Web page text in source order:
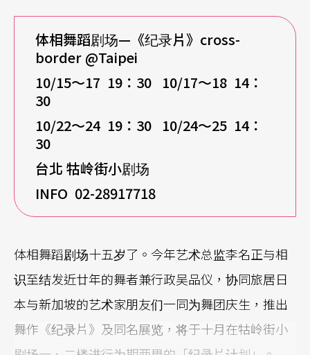
体相舞蹈剧场—《纪录片》cross-
border @Taipei
10/15～17 19：30 10/17～18 14：
30
10/22～24 19：30 10/24～25 14：
30
台北 牯岭街小剧场
INFO 02-28917718
体相舞蹈剧场十五岁了。今年艺术总监李名正与相
识至结发近廿年的舞者兼行政吴品仪，协同旅居日
本与新加坡的艺术家朋友们一同为舞团庆生，推出
舞作《纪录片》及同名展览，将于十月在牯岭街小